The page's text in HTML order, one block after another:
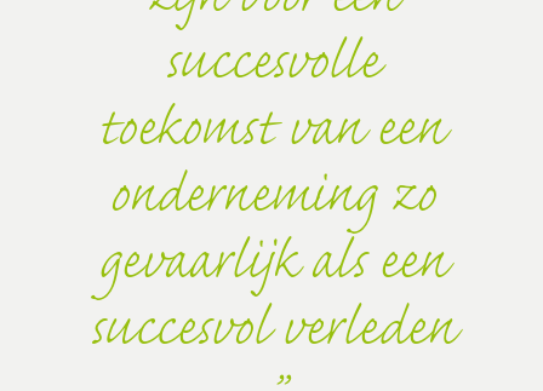
succesvolle
toekomst van een
onderneming zo
gevaarlijk als een
succesvol verleden